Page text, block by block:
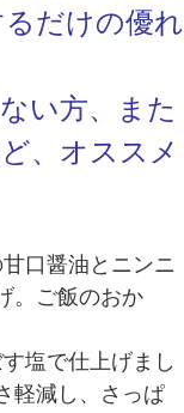
だけの優れ
い方、また
、オススメ
口醤油とニンニ
。ご飯のおか
塩で仕上げまし
軽減し、さっぱ